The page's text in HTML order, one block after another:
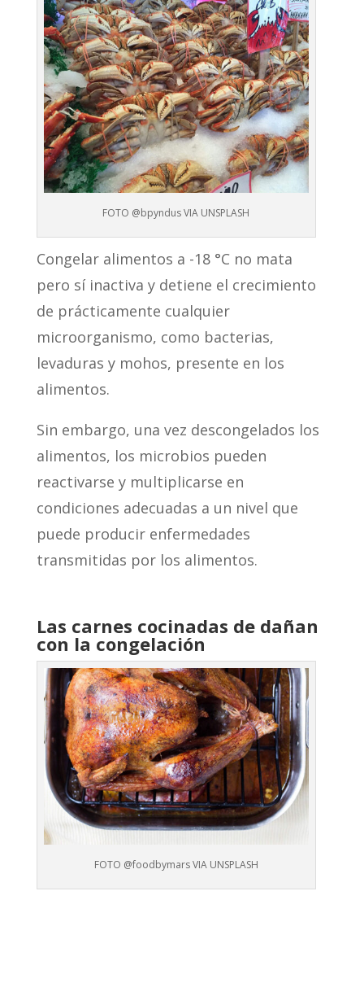
FOTO @bpyndus VIA UNSPLASH
Congelar alimentos a -18 °C no mata
pero sí inactiva y detiene el crecimiento
de prácticamente cualquier
microorganismo, como bacterias,
levaduras y mohos, presente en los
alimentos.
Sin embargo, una vez descongelados los
alimentos, los microbios pueden
reactivarse y multiplicarse en
condiciones adecuadas a un nivel que
puede producir enfermedades
transmitidas por los alimentos.
Las carnes cocinadas de dañan
con la congelación
FOTO @foodbymars VIA UNSPLASH